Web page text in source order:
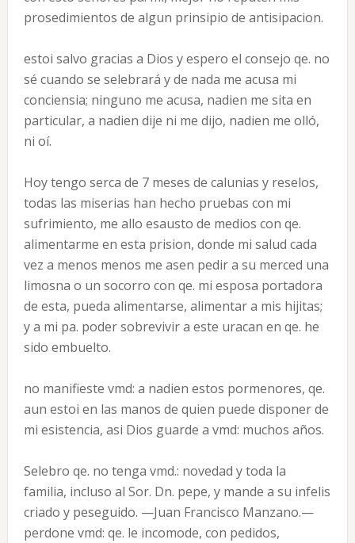
prosedimientos de algun prinsipio de antisipacion.
estoi salvo gracias a Dios y espero el consejo qe. no
sé cuando se selebrará y de nada me acusa mi
conciensia; ninguno me acusa, nadien me sita en
particular, a nadien dije ni me dijo, nadien me olló,
ni oí.
Hoy tengo serca de 7 meses de calunias y reselos,
todas las miserias han hecho pruebas con mi
sufrimiento, me allo esausto de medios con qe.
alimentarme en esta prision, donde mi salud cada
vez a menos menos me asen pedir a su merced una
limosna o un socorro con qe. mi esposa portadora
de esta, pueda alimentarse, alimentar a mis hijitas;
y a mi pa. poder sobrevivir a este uracan en qe. he
sido embuelto.
no manifieste vmd: a nadien estos pormenores, qe.
aun estoi en las manos de quien puede disponer de
mi esistencia, asi Dios guarde a vmd: muchos años.
Selebro qe. no tenga vmd.: novedad y toda la
familia, incluso al Sor. Dn. pepe, y mande a su infelis
criado y peseguido. —Juan Francisco Manzano.—
perdone vmd: qe. le incomode, con pedidos,